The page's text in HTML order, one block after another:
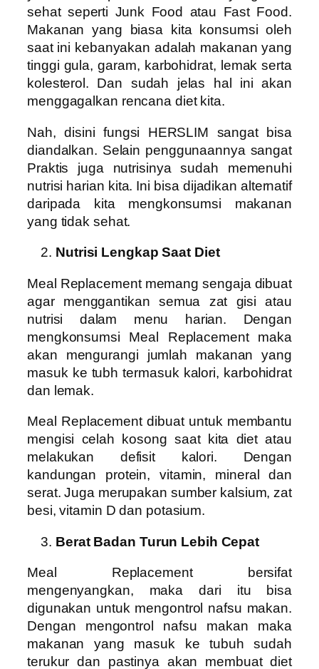
sehat seperti Junk Food atau Fast Food.
Makanan yang biasa kita konsumsi oleh
saat ini kebanyakan adalah makanan yang
tinggi gula, garam, karbohidrat, lemak serta
kolesterol. Dan sudah jelas hal ini akan
menggagalkan rencana diet kita.
Nah, disini fungsi HERSLIM sangat bisa
diandalkan. Selain penggunaannya sangat
Praktis juga nutrisinya sudah memenuhi
nutrisi harian kita. Ini bisa dijadikan alternatif
daripada kita mengkonsumsi makanan
yang tidak sehat.
Nutrisi Lengkap Saat Diet
Meal Replacement memang sengaja dibuat
agar menggantikan semua zat gisi atau
nutrisi dalam menu harian. Dengan
mengkonsumsi Meal Replacement maka
akan mengurangi jumlah makanan yang
masuk ke tubh termasuk kalori, karbohidrat
dan lemak.
Meal Replacement dibuat untuk membantu
mengisi celah kosong saat kita diet atau
melakukan defisit kalori. Dengan
kandungan protein, vitamin, mineral dan
serat. Juga merupakan sumber kalsium, zat
besi, vitamin D dan potasium.
Berat Badan Turun Lebih Cepat
Meal Replacement bersifat
mengenyangkan, maka dari itu bisa
digunakan untuk mengontrol nafsu makan.
Dengan mengontrol nafsu makan maka
makanan yang masuk ke tubuh sudah
terukur dan pastinya akan membuat diet